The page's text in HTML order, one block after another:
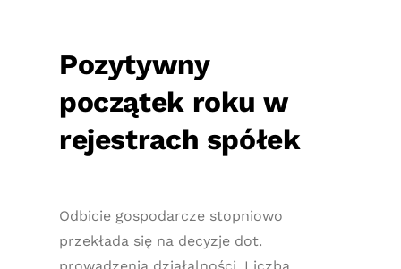
Pozytywny
początek roku w
rejestrach spółek
Odbicie gospodarcze stopniowo
przekłada się na decyzje dot.